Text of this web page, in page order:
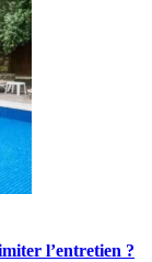
l’entretien ?